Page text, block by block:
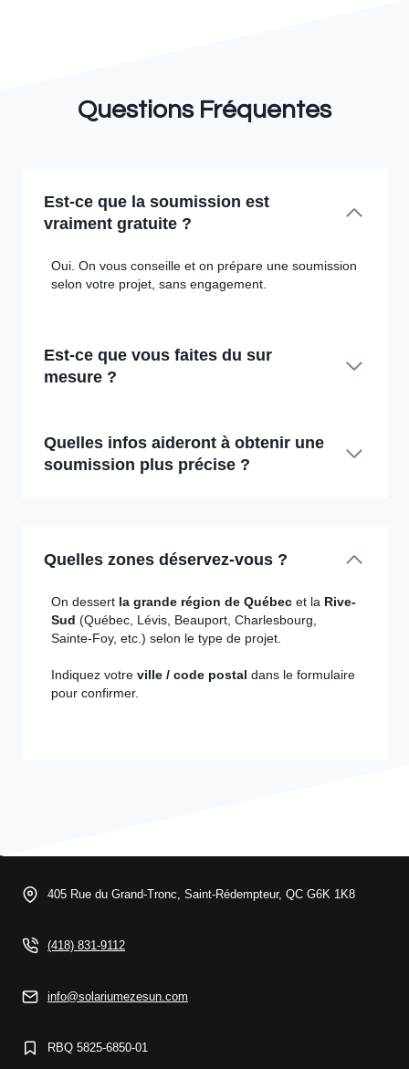
Questions Fréquentes
Est-ce que la soumission est
vraiment gratuite ?
Oui. On vous conseille et on prépare une soumission
selon votre projet, sans engagement.
Est-ce que vous faites du sur
mesure ?
Quelles infos aideront à obtenir une
soumission plus précise ?
Quelles zones déservez-vous ?
On dessert la grande région de Québec et la Rive-
Sud (Québec, Lévis, Beauport, Charlesbourg,
Sainte-Foy, etc.) selon le type de projet.
Indiquez votre ville / code postal dans le formulaire
pour confirmer.
405 Rue du Grand-Tronc, Saint-Rédempteur, QC G6K 1K8
(418) 831-9112
info@solariumezesun.com
RBQ 5825-6850-01